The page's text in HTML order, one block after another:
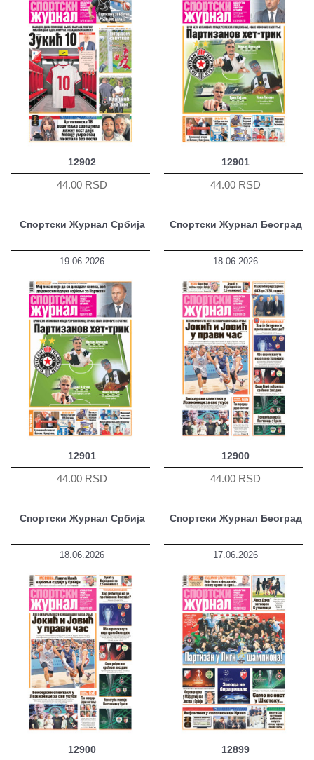
12902
44.00 RSD
12901
44.00 RSD
Спортски Журнал Србија
19.06.2026
12901
44.00 RSD
Спортски Журнал Београд
18.06.2026
12900
44.00 RSD
Спортски Журнал Србија
18.06.2026
12900
Спортски Журнал Београд
17.06.2026
12899